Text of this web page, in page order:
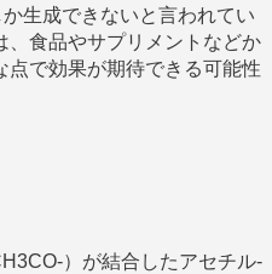
生成できないと言われてい
、食品やサプリメントなどか
点で効果が期待できる可能性
）が結合したアセチル-